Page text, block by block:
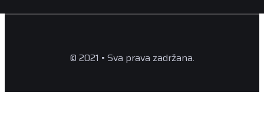
© 2021 • Sva prava zadržana.